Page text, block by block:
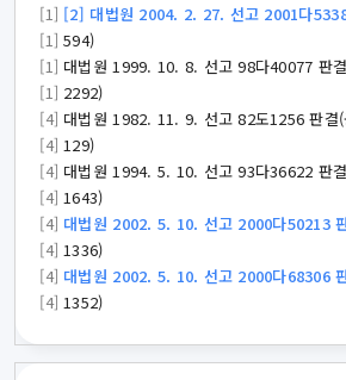
[1] [2] 대법원 2004. 2. 27. 선고 2001다
[1] 594)
[1] 대법원 1999. 10. 8. 선고 98다40077 판
[1] 2292)
[4] 대법원 1982. 11. 9. 선고 82도1256 판결
[4] 129)
[4] 대법원 1994. 5. 10. 선고 93다36622 판
[4] 1643)
[4] 대법원 2002. 5. 10. 선고 2000다50213
[4] 1336)
[4] 대법원 2002. 5. 10. 선고 2000다68306
[4] 1352)